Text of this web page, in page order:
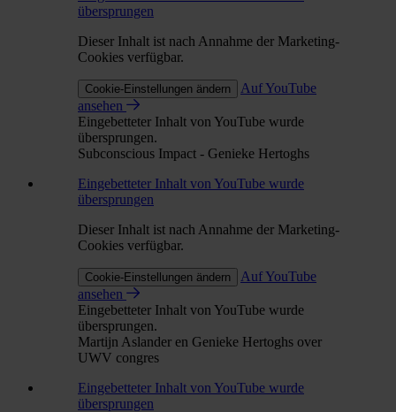
übersprungen
Dieser Inhalt ist nach Annahme der Marketing-
Cookies verfügbar.
Cookie-Einstellungen ändern
Auf YouTube
ansehen
Eingebetteter Inhalt von YouTube wurde
übersprungen.
Subconscious Impact - Genieke Hertoghs
Eingebetteter Inhalt von YouTube wurde
übersprungen
Dieser Inhalt ist nach Annahme der Marketing-
Cookies verfügbar.
Cookie-Einstellungen ändern
Auf YouTube
ansehen
Eingebetteter Inhalt von YouTube wurde
übersprungen.
Martijn Aslander en Genieke Hertoghs over
UWV congres
Eingebetteter Inhalt von YouTube wurde
übersprungen